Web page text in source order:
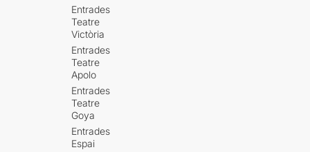
Entrades
Teatre
Victòria
Entrades
Teatre
Apolo
Entrades
Teatre
Goya
Entrades
Espai